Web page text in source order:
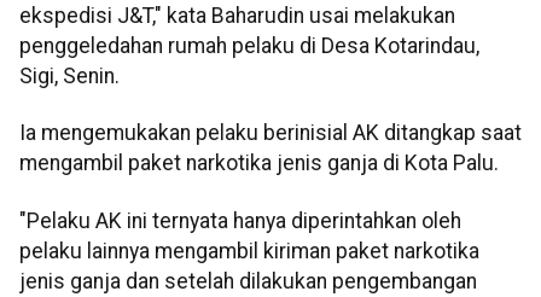
ekspedisi J&T," kata Baharudin usai melakukan
penggeledahan rumah pelaku di Desa Kotarindau,
Sigi, Senin.
Ia mengemukakan pelaku berinisial AK ditangkap saat
mengambil paket narkotika jenis ganja di Kota Palu.
"Pelaku AK ini ternyata hanya diperintahkan oleh
pelaku lainnya mengambil kiriman paket narkotika
jenis ganja dan setelah dilakukan pengembangan